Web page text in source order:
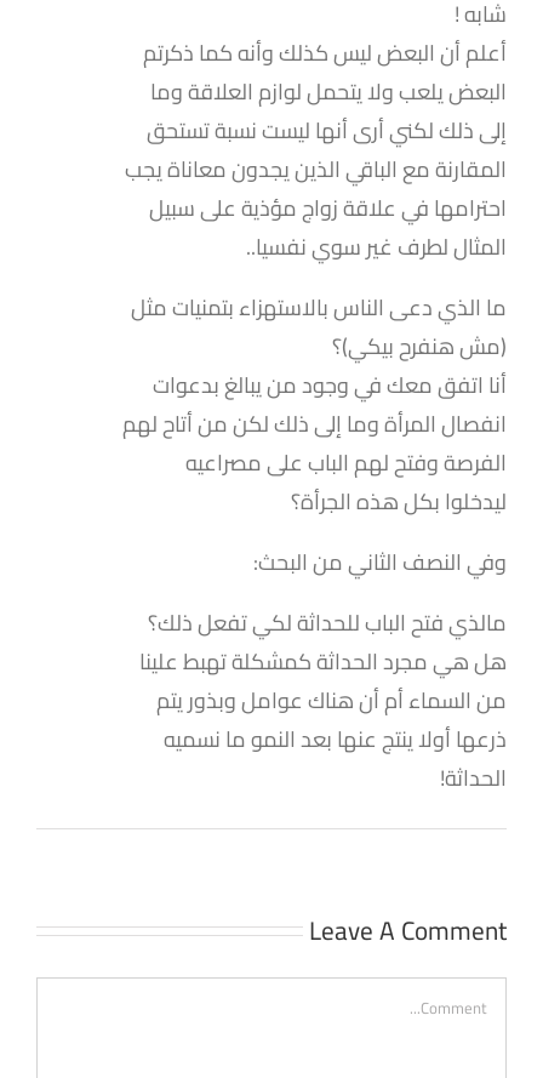
شابه !
أعلم أن البعض ليس كذلك وأنه كما ذكرتم
البعض يلعب ولا يتحمل لوازم العلاقة وما
إلى ذلك لكني أرى أنها ليست نسبة تستحق
المقارنة مع الباقي الذين يجدون معاناة يجب
احترامها في علاقة زواج مؤذية على سبيل
المثال لطرف غير سوي نفسيا..
ما الذي دعى الناس بالاستهزاء بتمنيات مثل
(مش هنفرح بيكي)؟
أنا اتفق معك في وجود من يبالغ بدعوات
انفصال المرأة وما إلى ذلك لكن من أتاح لهم
الفرصة وفتح لهم الباب على مصراعيه
ليدخلوا بكل هذه الجرأة؟
وفي النصف الثاني من البحث:
مالذي فتح الباب للحداثة لكي تفعل ذلك؟
هل هي مجرد الحداثة كمشكلة تهبط علينا
من السماء أم أن هناك عوامل وبذور يتم
ذرعها أولا ينتج عنها بعد النمو ما نسميه
الحداثة!
Leave A Comment
Comment